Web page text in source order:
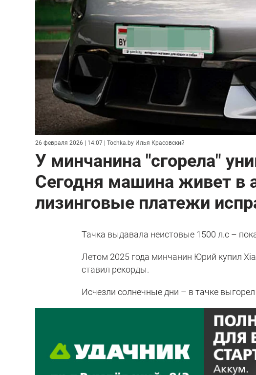
26 февраля 2026 | 14:07 | Tochka.by Илья Красовский
У минчанина "сгорела"
Сегодня машина живет в
лизинговые платежи
Тачка выдавала неистовые 1500 л.с –
Летом 2025 года минчанин Юрий купил
ставил рекорды.
Исчезли солнечные дни – в тачке